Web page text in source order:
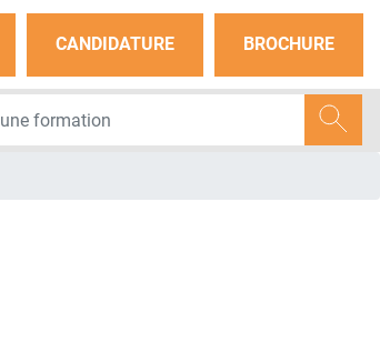
CANDIDATURE BROCHURE